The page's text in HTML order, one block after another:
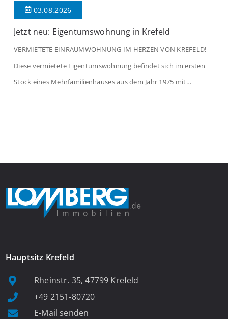
03.08.2026
Jetzt neu: Eigentumswohnung in Krefeld
VERMIETETE EINRAUMWOHNUNG IM HERZEN VON KREFELD!
Diese vermietete Eigentumswohnung befindet sich im ersten
Stock eines Mehrfamilienhauses aus dem Jahr 1975 mit
Hauptsitz Krefeld
Rheinstr. 35, 47799 Krefeld
+49 2151-80720
E-Mail senden